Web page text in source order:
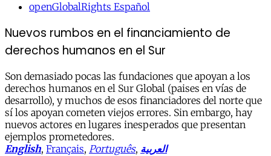
openGlobalRights Español
Nuevos rumbos en el financiamiento de
derechos humanos en el Sur
Son demasiado pocas las fundaciones que apoyan a los
derechos humanos en el Sur Global (paises en vías de
desarrollo), y muchos de esos financiadores del norte que
sí los apoyan cometen viejos errores. Sin embargo, hay
nuevos actores en lugares inesperados que presentan
ejemplos prometedores.
English, Français, Português, العربية